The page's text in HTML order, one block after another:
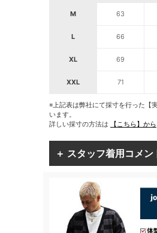
M 63
L 66
XL 69
XXL 71
※上記表は弊社にて採寸を行った【
います。
詳しい採寸の方法は
【こちら】から
＋ スタッフ着用コメン